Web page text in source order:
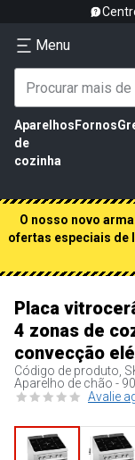
Menu
Aparelhos
de
cozinha
Fornos
O nosso novo
ofertas especiais de
Placa
4 zonas de
convecção
Código de produto,
Aparelho de chão -
Avalie